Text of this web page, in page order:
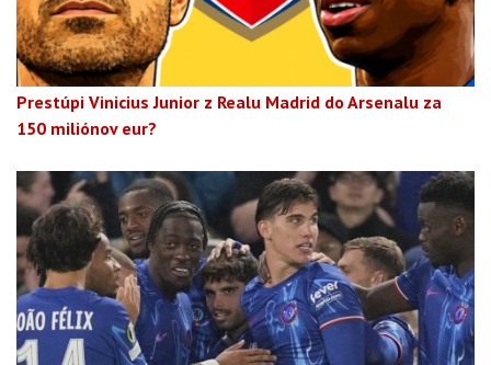
Prestúpi Vinicius Junior z Realu Madrid do Arsenalu za
150 miliónov eur?